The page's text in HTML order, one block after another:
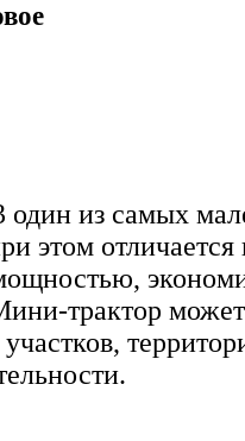
из самых
этом отличается
трактор